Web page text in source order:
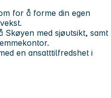
for å forme din egen
med sjøutsikt, samt
en ansatttilfredshet i